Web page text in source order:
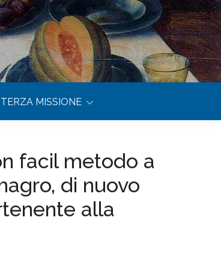
TERZA MISSIONE
facil metodo a
di nuovo
alla